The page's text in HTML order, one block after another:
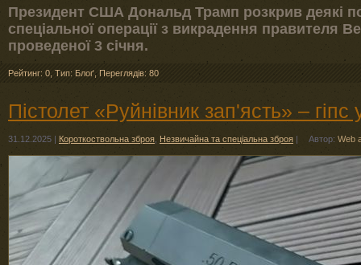
Президент США Дональд Трамп розкрив деякі
спеціальної операції з викрадення правителя
проведеної 3 січня.
Рейтинг: 0 Тип: Блоґ, Переглядів: 80
Пістолет «Руйнівник зап'ясть» –
31.12.2025 | Короткоствольна зброя Незвичайна та спеціальна зброя | Автор: Web